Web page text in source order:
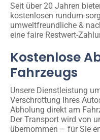
Seit über 20 Jahren
kostenlosen rundum-
umweltfreundliche &
eine faire Restwert-
Kostenlose
Fahrzeugs
Unsere Dienstleistung
Verschrottung Ihres
Abholung direkt am
Der Transport wird von
übernommen – für Sie